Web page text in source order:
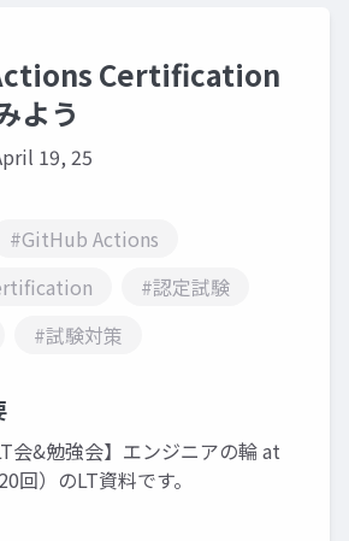
Certification
よう
19, 25
#GitHub Actions
#認定試験
#試験対策
会&勉強会】エンジニアの輪 at
回）のLT資料です。